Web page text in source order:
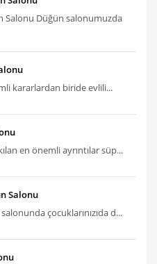
Salonu Düğün salonumuzda
kararlardan biride evlili...
en önemli ayrıntılar süp...
Salonu
çocuklarınızıda d...